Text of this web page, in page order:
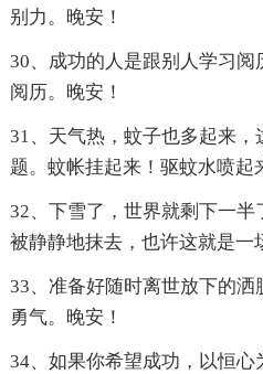
别力。晚安！
30、成功的人是跟别人学习阅
阅历。晚安！
31、天气热，蚊子也多起来，
题。蚊帐挂起来！驱蚊水喷起
32、下雪了，世界就剩下一
被静静地抹去，也许这就是一
33、准备好随时离世放下的
勇气。晚安！
34、如果你希望成功，以恒